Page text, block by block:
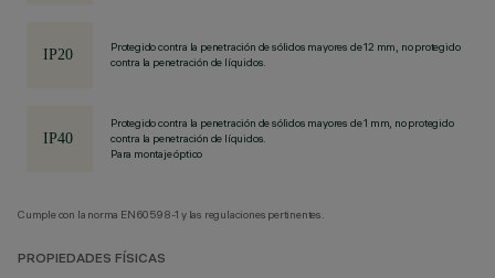
Protegido contra la penetración de sólidos mayores de 12 mm, no protegido
contra la penetración de líquidos.
Protegido contra la penetración de sólidos mayores de 1 mm, no protegido
contra la penetración de líquidos.
Para montaje óptico
Cumple con la norma EN60598-1 y las regulaciones pertinentes.
PROPIEDADES FÍSICAS